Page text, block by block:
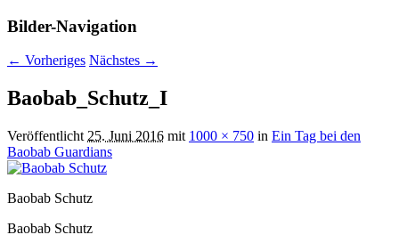
Bilder-Navigation
← Vorheriges Nächstes →
Baobab_Schutz_I
Veröffentlicht 25. Juni 2016 mit 1000 × 750 in Ein Tag bei den
Baobab Guardians
Baobab Schutz
Baobab Schutz